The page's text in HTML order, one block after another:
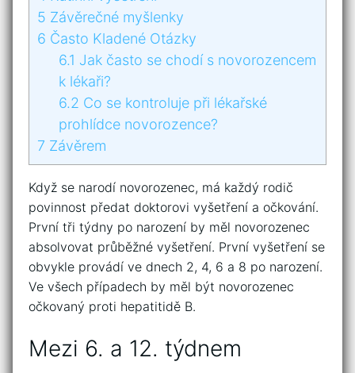
5 Závěrečné myšlenky
6 Často Kladené Otázky
6.1 Jak často se chodí s novorozencem
k lékaři?
6.2 Co se kontroluje při lékařské
prohlídce novorozence?
7 Závěrem
Když se narodí novorozenec, má každý rodič
povinnost předat doktorovi vyšetření a očkování.
První tři týdny po narození by měl novorozenec
absolvovat průběžné vyšetření. První vyšetření se
obvykle provádí ve dnech 2, 4, 6 a 8 po narození.
Ve všech případech by měl být novorozenec
očkovaný proti hepatitidě B.
Mezi 6. a 12. týdnem